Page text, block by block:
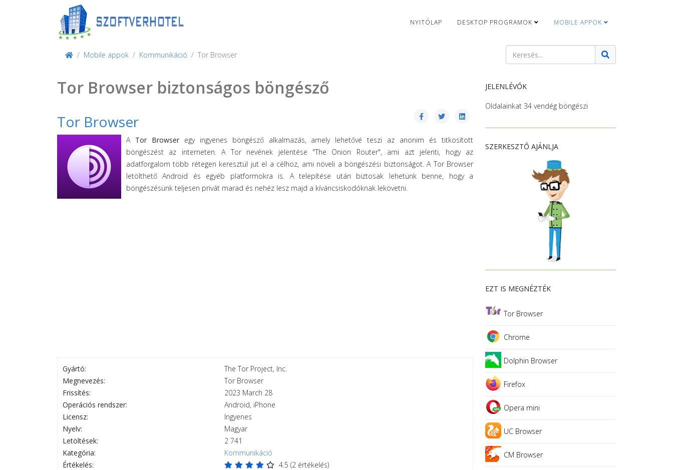
NYITÓLAP DESKTOP PROGRAMOK MOBILE APPOK
Mobile appok Kommunikáció Tor Browser
Keresés
Tor Browser biztonságos böngésző
Tor Browser
A Tor Browseregy ingyenes böngésző alkalmazás, amely lehetővé teszi az anonim és titkosított
böngészést az interneten. A Tor nevének jelentése "The Onion Router", ami azt jelenti, hogy az
adatforgalom több rétegen keresztül jut el a célhoz, ami növeli a böngészési biztonságot. A Tor Browser
letölthető Android és egyéb platformokra is. A telepítése után biztosak lehetünk benne, hogy a
böngészésünk teljesen privát marad és nehéz lesz majd a kíváncsiskodóknak lekövetni.
Gyártó:
The Tor Project, Inc.
Megnevezés:
Tor Browser
Frissítés:
2023 March 28
Operációs rendszer:
Android, iPhone
Licensz:
Ingyenes
Nyelv:
Magyar
Letöltések:
2 741
Kategória:
Kommunikáció
Értékelés:
4.5 (2 értékelés)
JELENLÉVŐK
Oldalainkat 34 vendég böngészi
SZERKESZTŐ AJÁNLJA
EZT IS MEGNÉZTÉK
Tor Browser
Chrome
Dolphin Browser
Firefox
Opera mini
UC Browser
CM Browser